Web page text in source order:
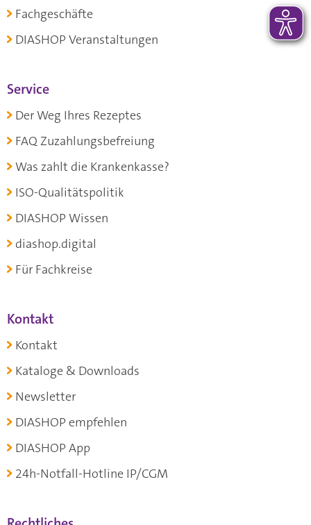
Fachgeschäfte
DIASHOP Veranstaltungen
Service
Der Weg Ihres Rezeptes
FAQ Zuzahlungsbefreiung
Was zahlt die Krankenkasse?
ISO-Qualitätspolitik
DIASHOP Wissen
diashop.digital
Für Fachkreise
Kontakt
Kontakt
Kataloge & Downloads
Newsletter
DIASHOP empfehlen
DIASHOP App
24h-Notfall-Hotline IP/CGM